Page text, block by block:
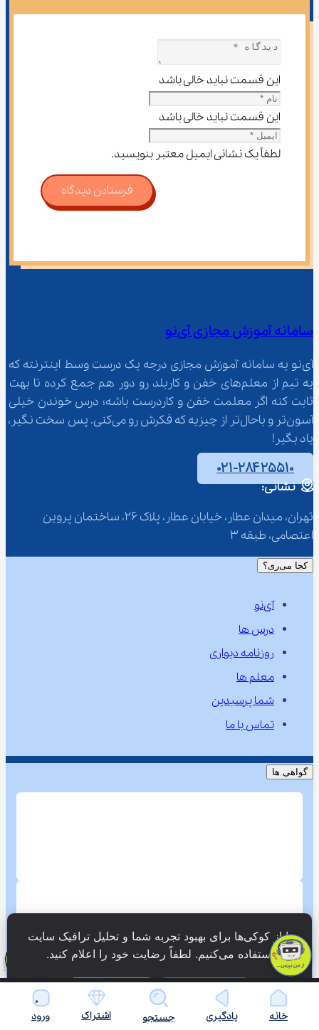
این قسمت نباید خالی باشد
این قسمت نباید خالی باشد
لطفاً یک نشانی ایمیل معتبر بنویسید.
فرستادن دیدگاه
سامانه آموزش مجازی آی‌نو
آی‌نو یه سامانه آموزش مجازی درجه یک درست وسط اینترنته که
یه تیم از معلم‌‌های خفن و کاربلد رو دور هم جمع کرده تا بهت
ثابت کنه اگر معلمت خفن و کاردرست باشه؛ درس خوندن خیلی
آسون‌تر و باحال‌تر از چیزیه که فکرش رو می‌کنی. پس سخت نگیر،
یاد بگیر!
۰۲۱-۲۸۴۲۵۵۱۰
نشانی:
تهران، میدان عطار، خیابان عطار، پلاک 26، ساختمان پروین
اعتصامی، طبقه 3
کجا می‌ری؟
آی‌نو
درس ها
روزنامه دیواری
معلم ها
شما پرسیدین
تماس با ما
گواهی ها
خانه یادگیری جستجو اشتراک ورود
ما از کوکی‌ها برای بهبود تجربه شما و تحلیل ترافیک سایت
استفاده می‌کنیم. لطفاً رضایت خود را اعلام کنید.
فقط ضروری پذیرش همه